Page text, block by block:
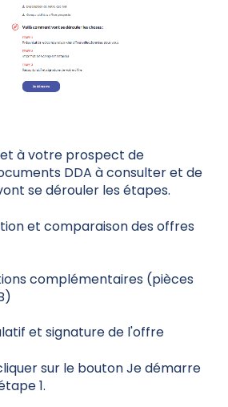
à votre prospect de
DDA à consulter et de
se dérouler les étapes.
et comparaison des offres
complémentaires (pièces
et signature de l'offre
sur le bouton Je démarre
1.